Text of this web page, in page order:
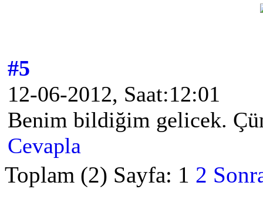
#5
12-06-2012, Saat:12:01
Benim bildiğim gelicek.
Cevapla
Toplam (2) Sayfa: 1 2